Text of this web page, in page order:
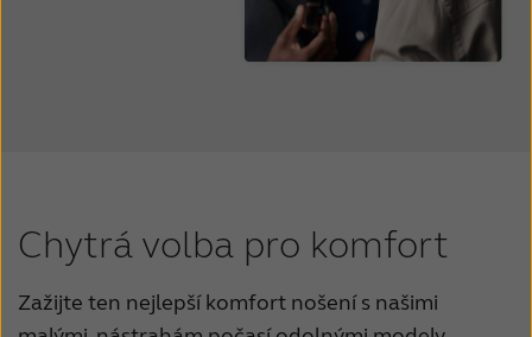
Chytrá volba pro komfort
Zažijte ten nejlepší komfort nošení s našimi